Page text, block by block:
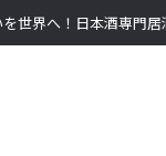
世界へ！日本酒専門